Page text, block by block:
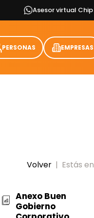
Asesor virtual
PERSONAS EMPRESAS
Volver | Estás
Anexo Buen
Gobierno